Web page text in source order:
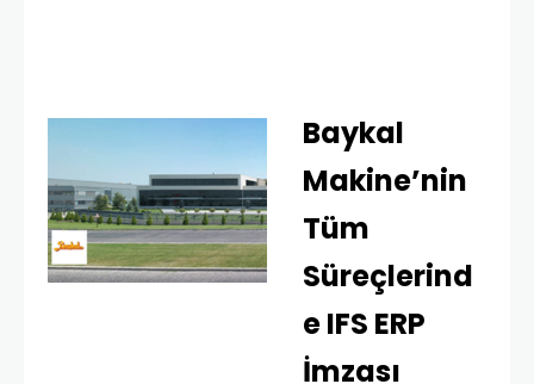
Baykal
Makine’nin
Tüm
Süreçlerind
e IFS ERP
İmzası